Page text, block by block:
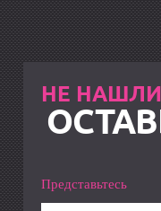
НЕ НАШЛИ
Представьтесь